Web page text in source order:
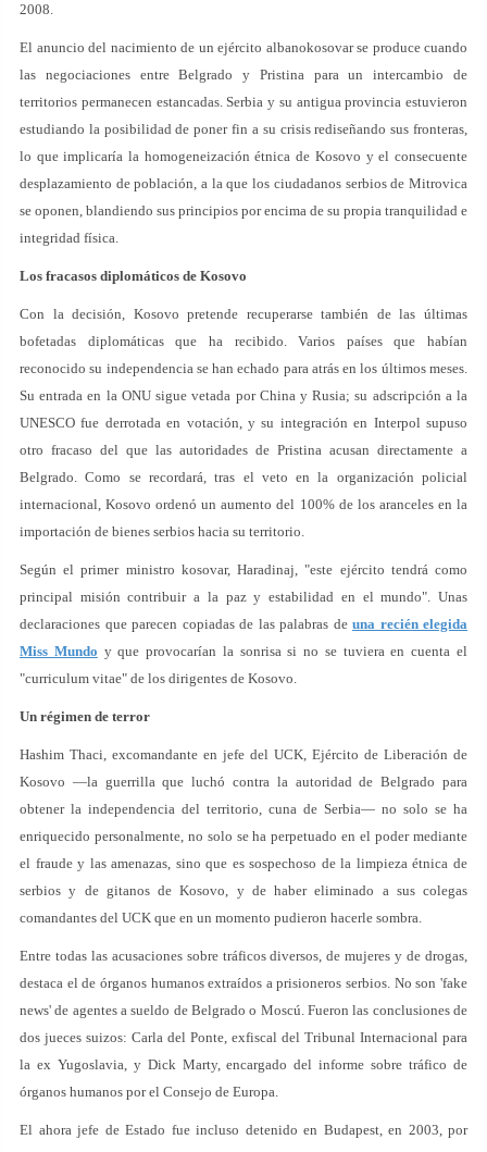
2008.
El anuncio del nacimiento de un ejército albanokosovar se produce cuando
las negociaciones entre Belgrado y Pristina para un intercambio de
territorios permanecen estancadas. Serbia y su antigua provincia estuvieron
estudiando la posibilidad de poner fin a su crisis rediseñando sus fronteras,
lo que implicaría la homogeneización étnica de Kosovo y el consecuente
desplazamiento de población, a la que los ciudadanos serbios de Mitrovica
se oponen, blandiendo sus principios por encima de su propia tranquilidad e
integridad física.
Los fracasos diplomáticos de Kosovo
Con la decisión, Kosovo pretende recuperarse también de las últimas
bofetadas diplomáticas que ha recibido. Varios países que habían
reconocido su independencia se han echado para atrás en los últimos meses.
Su entrada en la ONU sigue vetada por China y Rusia; su adscripción a la
UNESCO fue derrotada en votación, y su integración en Interpol supuso
otro fracaso del que las autoridades de Pristina acusan directamente a
Belgrado. Como se recordará, tras el veto en la organización policial
internacional, Kosovo ordenó un aumento del 100% de los aranceles en la
importación de bienes serbios hacia su territorio.
Según el primer ministro kosovar, Haradinaj, "este ejército tendrá como
principal misión contribuir a la paz y estabilidad en el mundo". Unas
declaraciones que parecen copiadas de las palabras de una recién elegida
Miss Mundo y que provocarían la sonrisa si no se tuviera en cuenta el
"curriculum vitae" de los dirigentes de Kosovo.
Un régimen de terror
Hashim Thaci, excomandante en jefe del UCK, Ejército de Liberación de
Kosovo —la guerrilla que luchó contra la autoridad de Belgrado para
obtener la independencia del territorio, cuna de Serbia— no solo se ha
enriquecido personalmente, no solo se ha perpetuado en el poder mediante
el fraude y las amenazas, sino que es sospechoso de la limpieza étnica de
serbios y de gitanos de Kosovo, y de haber eliminado a sus colegas
comandantes del UCK que en un momento pudieron hacerle sombra.
Entre todas las acusaciones sobre tráficos diversos, de mujeres y de drogas,
destaca el de órganos humanos extraídos a prisioneros serbios. No son 'fake
news' de agentes a sueldo de Belgrado o Moscú. Fueron las conclusiones de
dos jueces suizos: Carla del Ponte, exfiscal del Tribunal Internacional para
la ex Yugoslavia, y Dick Marty, encargado del informe sobre tráfico de
órganos humanos por el Consejo de Europa.
El ahora jefe de Estado fue incluso detenido en Budapest, en 2003, por